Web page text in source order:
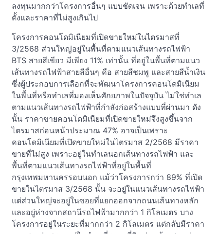
ลงทุนมากกว่าโครงการอื่นๆ แบบชัดเจน เพราะด้วยทำเลที่
ตั้งและราคาที่ไม่สูงเกินไป
โครงการคอนโดมิเนียมที่เปิดขายใหม่ในไตรมาสที่
3/2568 ส่วนใหญ่อยู่ในพื้นที่ตามแนวเส้นทางรถไฟฟ้า
BTS สายสีเขียว มีเพียง 11% เท่านั้น ที่อยู่ในพื้นที่ตามแนว
เส้นทางรถไฟฟ้าสายสีอื่นๆ คือ สายสีชมพู และสายสีน้ำเงิน
ซึ่งผู้ประกอบการเลือกที่จะพัฒนาโครงการคอนโดมิเนียม
ในพื้นที่หรือทำเลที่มองเห็นศักยภาพในปัจจุบัน ไม่ใช่ทำเล
ตามแนวเส้นทางรถไฟฟ้าที่กำลังก่อสร้างแบบที่ผ่านมา ดัง
นั้น ราคาขายคอนโดมิเนียมที่เปิดขายใหม่จึงสูงขึ้นจาก
ไตรมาสก่อนหน้าประมาณ 47% อาจเป็นเพราะ
คอนโดมิเนียมที่เปิดขายใหม่ในไตรมาส 2/2568 มีราคา
ขายที่ไม่สูง เพราะอยู่ในทำเลนอกเส้นทางรถไฟฟ้า และ
พื้นที่ตามแนวเส้นทางรถไฟฟ้าที่อยู่ในพื้นที่
กรุงเทพมหานครรอบนอก แม้ว่าโครงการกว่า 89% ที่เปิด
ขายในไตรมาส 3/2568 นั้น จะอยู่ในแนวเส้นทางรถไฟฟ้า
แต่ส่วนใหญ่จะอยู่ในซอยที่แยกออกจากถนนเส้นทางหลัก
และอยู่ห่างจากสถานีรถไฟฟ้ามากกว่า 1 กิโลเมตร บาง
โครงการอยู่ในระยะที่มากกว่า 2 กิโลเมตร แต่กลับมีราคา